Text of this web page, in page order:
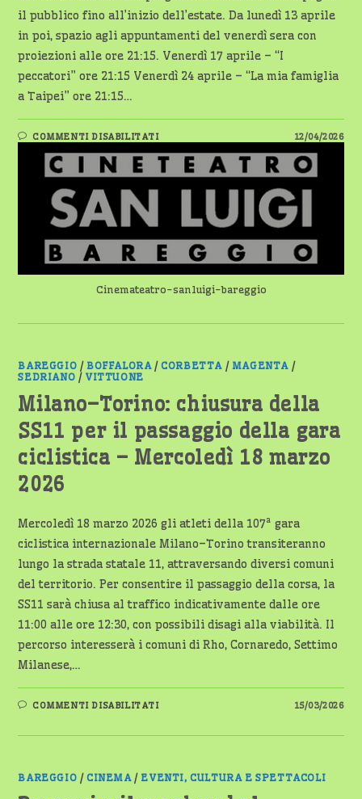
il pubblico fino all’inizio dell’estate. Da lunedì 13 aprile
in poi, spazio agli appuntamenti del venerdì sera con
proiezioni alle ore 21:15. Venerdì 17 aprile – “I
peccatori” ore 21:15 Venerdì 24 aprile – “La mia famiglia
a Taipei” ore 21:15…
COMMENTI DISABILITATISU
CINETEATRO
SAN
LUIGI
DI
BAREGGIO,
APRILE
A
GIUGNO:
DATE
E
ORARI
12/04/2026
Cinemateatro-sanluigi-bareggio
BAREGGIO / BOFFALORA/CORBETTA / MAGENTA /
SEDRIANO / VITTUONE
Milano–Torino: chiusura della
SS11 per il passaggio della gara
ciclistica – Mercoledì 18 marzo
2026
Mercoledì 18 marzo 2026 gli atleti della 107ª gara
ciclistica internazionale Milano–Torino transiteranno
lungo la strada statale 11, attraversando diversi comuni
del territorio. Per consentire il passaggio della corsa, la
SS11 sarà chiusa al traffico indicativamente dalle ore
11:00 alle ore 12:30, con possibili disagi alla viabilità. Il
percorso interesserà i comuni di Rho, Cornaredo, Settimo
Milanese,…
COMMENTI DISABILITATISU
CHIUSURA
IL
15/03/2026
BAREGGIO /CINEMA/ EVENTI, CULTURA E SPETTACOLI